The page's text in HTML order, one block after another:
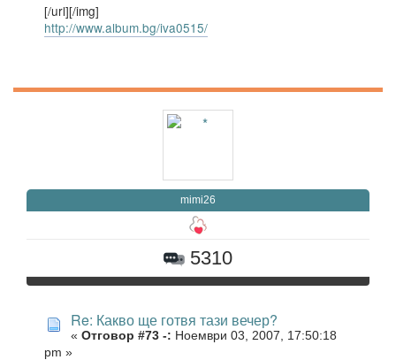
[/url][/img]
http://www.album.bg/iva0515/
mimi26
5310
Re: Какво ще готвя тази вечер?
« Отговор #73 -: Ноември 03, 2007, 17:50:18
pm »